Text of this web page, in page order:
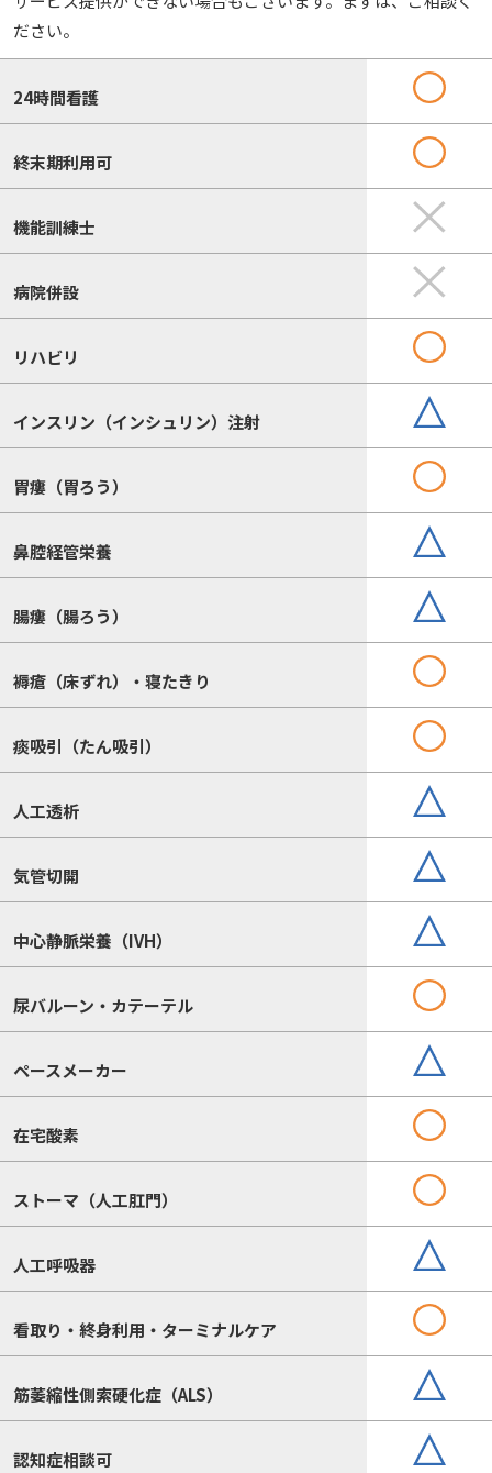
ださい。
24時間看護
終末期利用可
機能訓練士
病院併設
リハビリ
インスリン（インシュリン）注射
胃瘻（胃ろう）
鼻腔経管栄養
腸瘻（腸ろう）
褥瘡（床ずれ）・寝たきり
痰吸引（たん吸引）
人工透析
気管切開
中心静脈栄養（IVH）
尿バルーン・カテーテル
ペースメーカー
在宅酸素
ストーマ（人工肛門）
人工呼吸器
看取り・終身利用・ターミナルケア
筋萎縮性側索硬化症（ALS）
認知症相談可